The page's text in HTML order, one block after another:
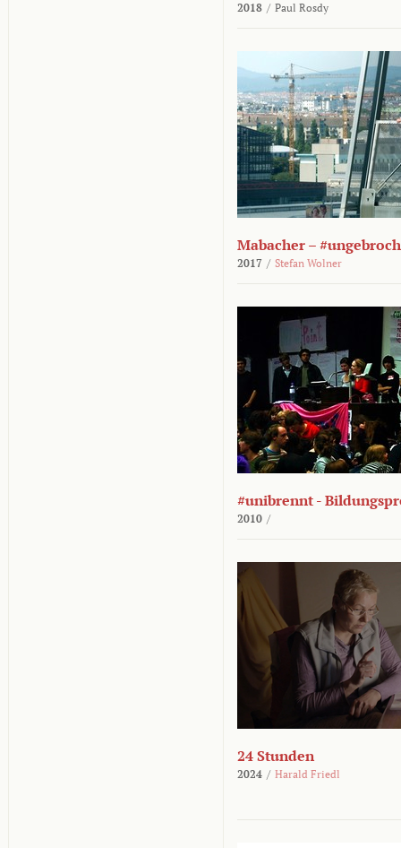
2018 / Paul Rosdy
Mabacher –
2017 / Stefan Wolner
#unibrennt -
2010 /
24 Stunden
2024 / Harald Friedl